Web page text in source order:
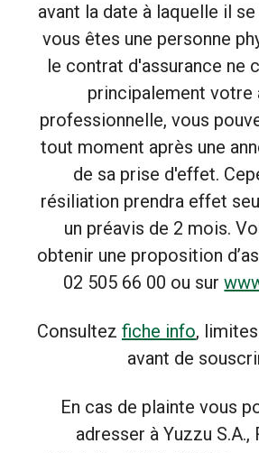
avant la date à laquelle il
vous êtes une personne
le contrat d'assurance ne
principalement votre
professionnelle, vous
tout moment après une
de sa prise d'effet.
résiliation prendra effet
un préavis de 2 mois.
obtenir une proposition
02 505 66 00 ou sur
Consultez fiche info,
avant de
En cas de plainte vous
adresser à Yuzzu S.A.,